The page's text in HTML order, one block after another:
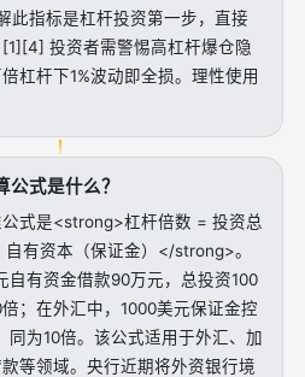
此指标是杠杆投资第一步，直接
投资者需警惕高杠杆爆仓隐
杠杆下1%波动即全损。理性使用
公式是什么？
式是<strong>杠杆倍数 = 投资总
有资本（保证金）</strong>。
自有资金借款90万元，总投资100
；在外汇中，1000美元保证金控
同为10倍。该公式适用于外汇、加
等领域。央行近期将外资银行境